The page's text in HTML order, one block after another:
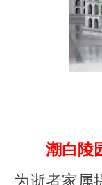
潮白陵
为逝者家属